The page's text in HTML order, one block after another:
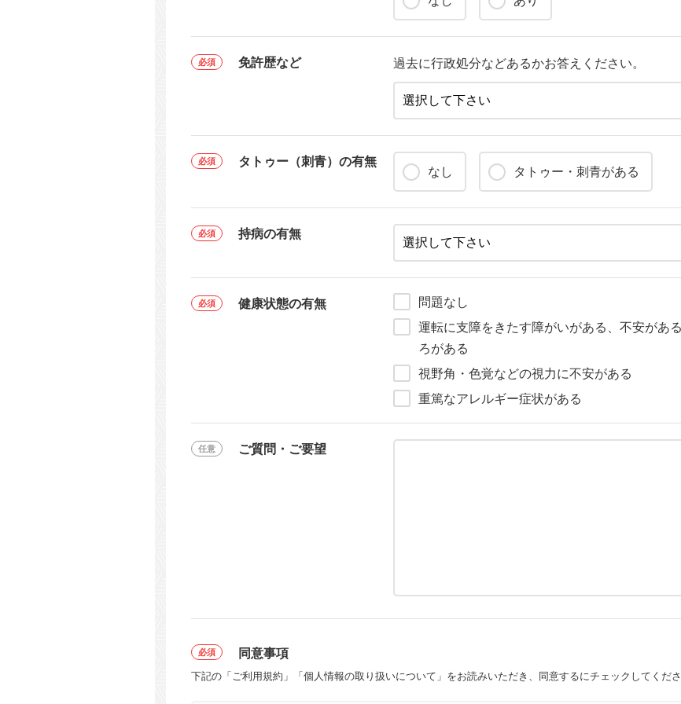
免許歴など 過去に行政処分などあるかお答えください。
タトゥー（刺青）の有無
なし タトゥー・刺青がある
持病の有無
健康状態の有無
問題なし
運転に支障をきたす障がいがある、不安があ
ろがある
視野角・色覚などの視力に不安がある
重篤なアレルギー症状がある
ご質問・ご要望
同意事項
下記の「ご利用規約」「個人情報の取り扱いについて」をお読みいただき、同意するにチェックしてくださ